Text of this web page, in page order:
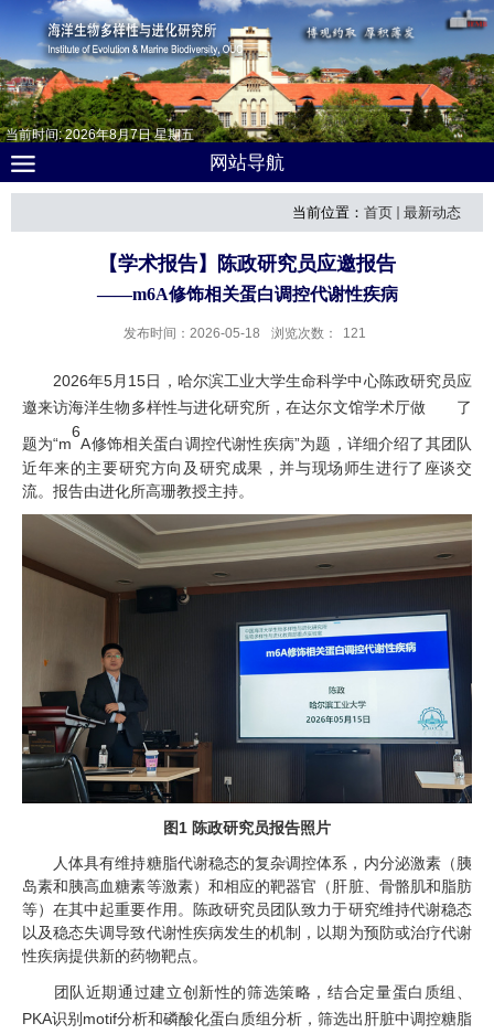
网站导航
当前时间:2026年8月7日星期五
当前位置： 首页 最新动态
【学术报告】陈政研究员应邀报告
——m6A修饰相关蛋白调控代谢性疾病
发布时间：2026-05-18 浏览次数： 121
2026年5月 15日， 哈尔滨工业大学生命科学中心陈政研究员应
邀来访海洋生物多样性与进化研究所 ，在达尔文馆学术厅做 了
题为“m
6
A修饰相关蛋白调控代谢性疾病”为题 ， 详细介绍了其团队
近年来的主要研究方向及研究成果，并与现场师生进行了 座谈交
流。报告由进化所高珊教授主持。
图1 陈政研究员报告照片
人体具有维持糖脂代谢稳态的复杂调控体系，内分泌激素（胰
岛素和胰高血糖素等激素）和相应的靶器官（肝脏、骨骼肌和脂肪
等）在其中起重要作用。陈政研究员团队致力于研究维持代谢稳态
以及稳态失调导致代谢性疾病发生的机制，以期为预防或治疗代谢
性疾病提供新的药物靶点。
团队近期通过建立创新性的筛选策略，结合定量蛋白质组、
PKA识别 motif分析和磷酸化蛋白质组分析，筛选出肝脏中调控糖脂